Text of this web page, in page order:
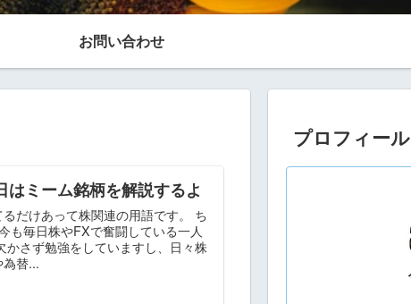
お問い合わせ
はミーム銘柄を解説するよ
だけあって株関連の用語です。 ち
も毎日株やFXで奮闘している一人
さず勉強をしていますし、日々株
替...
プロフィール